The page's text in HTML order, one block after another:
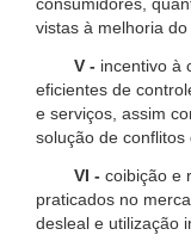
consumidores,
vistas à melhoria
V - incentivo à
eficientes de
e serviços, assim
solução de conflitos
VI - coibição e
praticados no
desleal e utilização